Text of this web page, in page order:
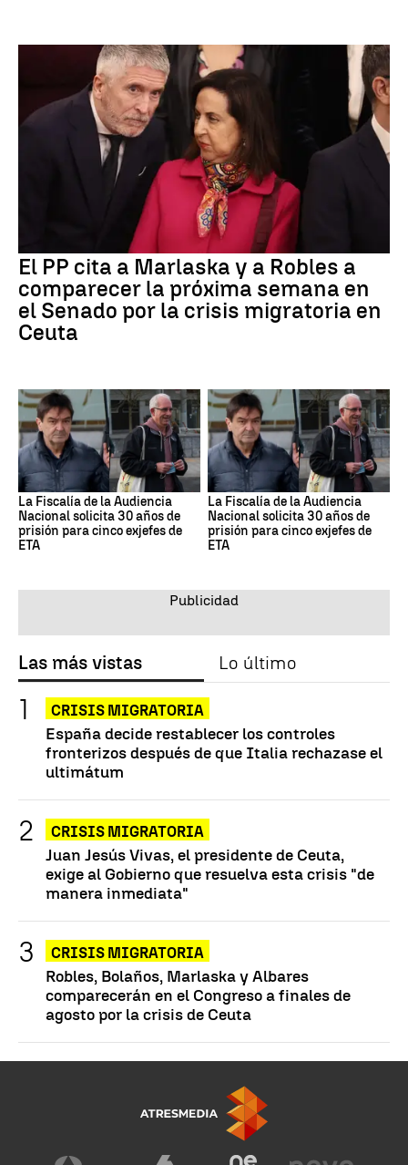
El PP cita a Marlaska y a Robles a
comparecer la próxima semana en
el Senado por la crisis migratoria en
Ceuta
La Fiscalía de la Audiencia
Nacional solicita 30 años de
prisión para cinco exjefes de
ETA
La Fiscalía de la Audiencia
Nacional solicita 30 años de
prisión para cinco exjefes de
ETA
Las más vistas Lo último
CRISIS MIGRATORIA
España decide restablecer los controles
fronterizos después de que Italia rechazase el
ultimátum
CRISIS MIGRATORIA
Juan Jesús Vivas, el presidente de Ceuta,
exige al Gobierno que resuelva esta crisis "de
manera inmediata"
CRISIS MIGRATORIA
Robles, Bolaños, Marlaska y Albares
comparecerán en el Congreso a finales de
agosto por la crisis de Ceuta